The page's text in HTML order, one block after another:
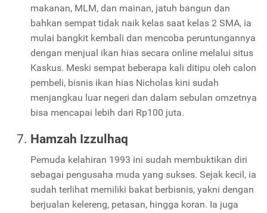
makanan, MLM, dan mainan, jatuh bangun dan
bahkan sempat tidak naik kelas saat kelas 2 SMA, ia
mulai bangkit kembali dan mencoba peruntungannya
dengan menjual ikan hias secara online melalui situs
Kaskus. Meski sempat beberapa kali ditipu oleh calon
pembeli, bisnis ikan hias Nicholas kini sudah
menjangkau luar negeri dan dalam sebulan omzetnya
bisa mencapai lebih dari Rp100 juta.
Hamzah Izzulhaq
Pemuda kelahiran 1993 ini sudah membuktikan diri
sebagai pengusaha muda yang sukses. Sejak kecil, ia
sudah terlihat memiliki bakat berbisnis, yakni dengan
berjualan kelereng, petasan, hingga koran. Ia juga